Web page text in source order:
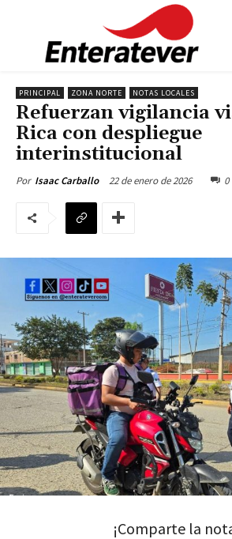
PRINCIPAL ZONA NORTE NOTAS LOCALES
Refuerzan vigilancia
Rica con despliegue
interinstitucional
Por Isaac Carballo 22 de enero de 2026 0
¡Comparte la